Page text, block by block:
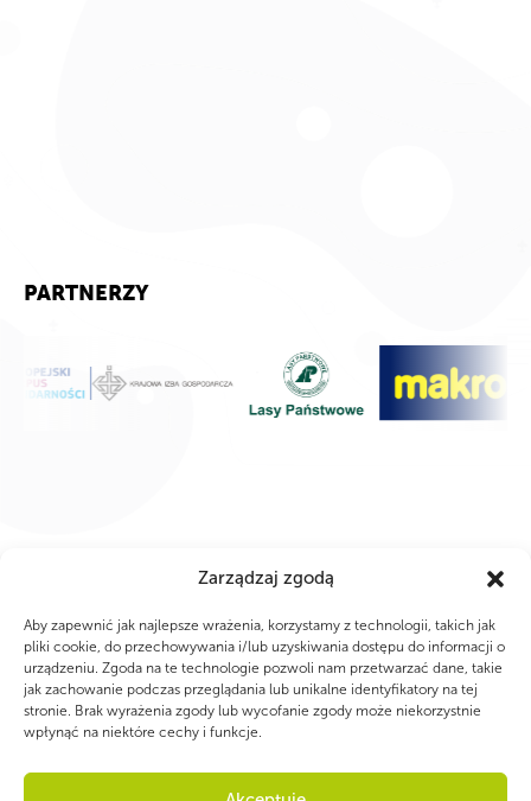
Zarządzaj zgodą
Aby zapewnić jak najlepsze wrażenia, korzystamy z technologii, takich jak
pliki cookie, do przechowywania i/lub uzyskiwania dostępu do informacji o
urządzeniu. Zgoda na te technologie pozwoli nam przetwarzać dane, takie
jak zachowanie podczas przeglądania lub unikalne identyfikatory na tej
stronie. Brak wyrażenia zgody lub wycofanie zgody może niekorzystnie
wpłynąć na niektóre cechy i funkcje.
PARTNERZY
WSPÓLNIE DLA HARCERSKIEJ MISJI